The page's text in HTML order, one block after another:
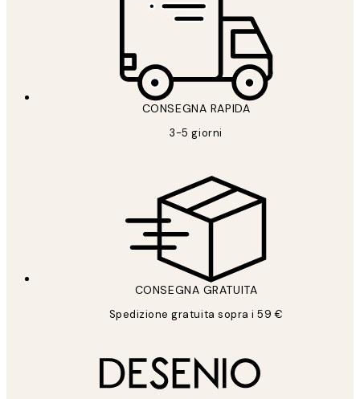
CONSEGNA RAPIDA
3-5 giorni
CONSEGNA GRATUITA
Spedizione gratuita sopra i 59 €